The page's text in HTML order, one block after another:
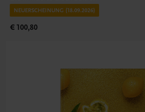
NEUERSCHEINUNG (18.09.2026)
€ 100,80